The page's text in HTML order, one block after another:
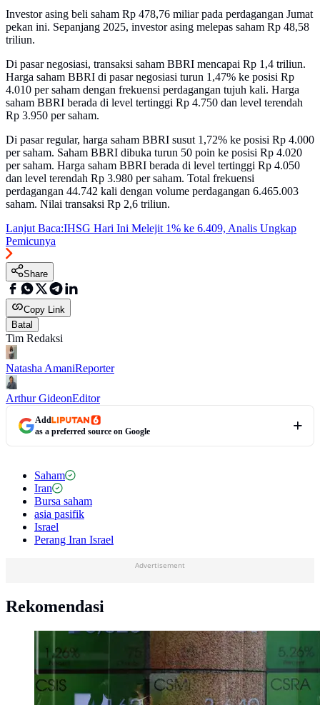
Investor asing beli saham Rp 478,76 miliar pada perdagangan Jumat
pekan ini. Sepanjang 2025, investor asing melepas saham Rp 48,58
triliun.
Di pasar negosiasi, transaksi saham BBRI mencapai Rp 1,4 triliun.
Harga saham BBRI di pasar negosiasi turun 1,47% ke posisi Rp
4.010 per saham dengan frekuensi perdagangan tujuh kali. Harga
saham BBRI berada di level tertinggi Rp 4.750 dan level terendah
Rp 3.950 per saham.
Di pasar regular, harga saham BBRI susut 1,72% ke posisi Rp 4.000
per saham. Saham BBRI dibuka turun 50 poin ke posisi Rp 4.020
per saham. Harga saham BBRI berada di level tertinggi Rp 4.050
dan level terendah Rp 3.980 per saham. Total frekuensi
perdagangan 44.742 kali dengan volume perdagangan 6.465.003
saham. Nilai transaksi Rp 2,6 triliun.
Lanjut Baca:IHSG Hari Ini Melejit 1% ke 6.409, Analis Ungkap
Pemicunya
Share
Copy Link
Batal
Tim Redaksi
Natasha AmaniReporter
Arthur GideonEditor
Add
as a preferred source on Google
Saham
Iran
Bursa saham
asia pasifik
Israel
Perang Iran Israel
Advertisement
Rekomendasi